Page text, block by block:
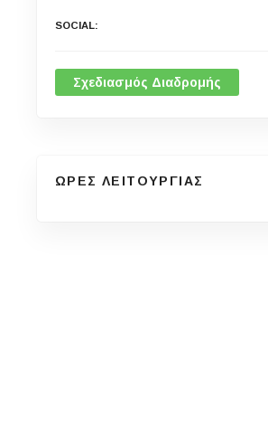
SOCIAL
Σχεδιασμός Διαδρομής
ΩΡΕΣ ΛΕΙΤΟΥΡΓΙΑΣ